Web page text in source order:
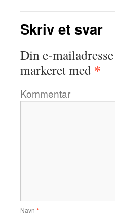
Skriv et svar
Din e-
markeret med *
Kommentar
Navn *